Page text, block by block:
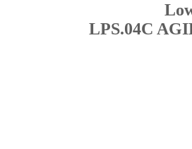
LPS.04C